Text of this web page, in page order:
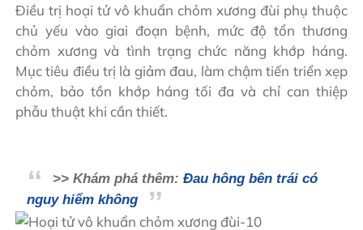
Điều trị hoại tử vô khuẩn chỏm xương đùi phụ thuộc
chủ yếu vào giai đoạn bệnh, mức độ tổn thương
chỏm xương và tình trạng chức năng khớp háng.
Mục tiêu điều trị là giảm đau, làm chậm tiến triển xẹp
chỏm, bảo tồn khớp háng tối đa và chỉ can thiệp
phẫu thuật khi cần thiết.
>> Khám phá thêm:Đau hông bên trái có
nguy hiểm không